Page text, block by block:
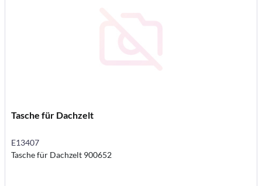
Tasche für Dachzelt
E13407
Tasche für Dachzelt 900652